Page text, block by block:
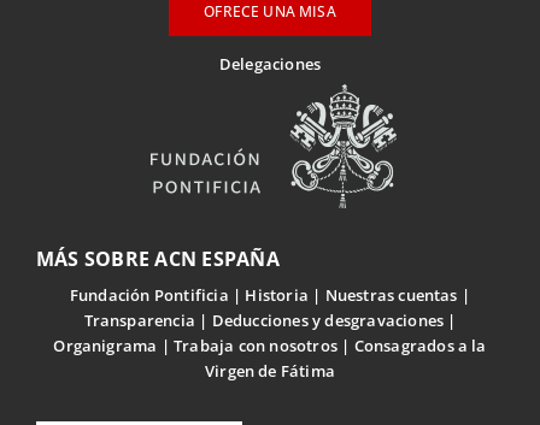
OFRECE UNA MISA
Delegaciones
MÁS SOBRE ACN ESPAÑA
Fundación Pontificia Historia
Nuestras cuentas
Transparencia
Deducciones y desgravaciones
Organigrama
Trabaja con nosotros
Consagrados a la
Virgen de Fátima